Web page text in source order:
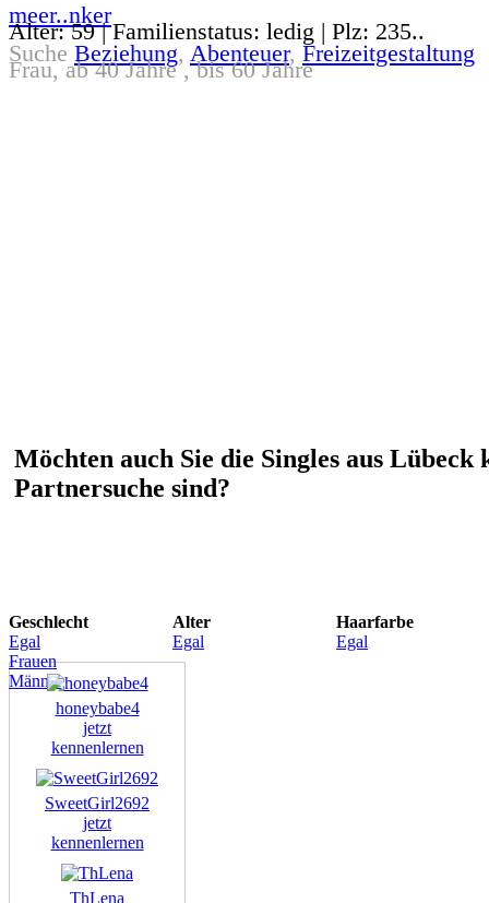
meer..nker
Alter: 59 | Familienstatus: ledig | Plz: 235..
Suche Beziehung, Abenteuer, Freizeitgestaltung
Frau, ab 40 Jahre , bis 60 Jahre
Möchten auch Sie die Singles aus Lübeck
Partnersuche sind?
Geschlecht
Egal
Frauen
Männer
Alter
Egal
Haarfarbe
Egal
honeybabe4
jetzt
kennenlernen
SweetGirl2692
jetzt
kennenlernen
ThLena